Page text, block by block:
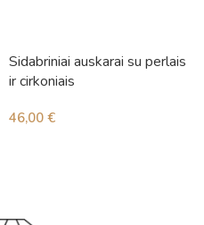
Sidabriniai auskarai su perlais
ir cirkoniais
46,00 €